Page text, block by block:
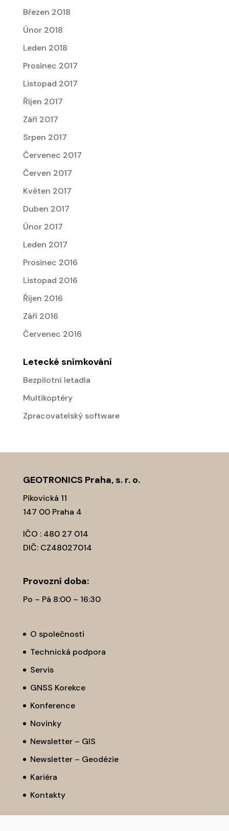
Březen 2018
Únor 2018
Leden 2018
Prosinec 2017
Listopad 2017
Říjen 2017
Září 2017
Srpen 2017
Červenec 2017
Červen 2017
Květen 2017
Duben 2017
Únor 2017
Leden 2017
Prosinec 2016
Listopad 2016
Říjen 2016
Září 2016
Červenec 2016
Letecké snímkování
Bezpilotní letadla
Multikoptéry
Zpracovatelský software
GEOTRONICS Praha, s. r. o.
Pikovická 11
147 00 Praha 4
IČO : 480 27 014
DIČ: CZ48027014
Provozní­ doba:
Po – Pá 8:00 – 16:30
O společnosti
Technická podpora
Servis
GNSS Korekce
Konference
Novinky
Newsletter – GIS
Newsletter – Geodézie
Kariéra
Kontakty